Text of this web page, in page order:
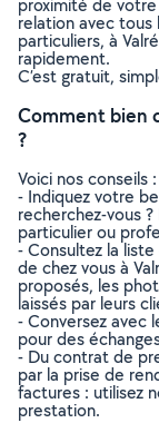
proximité de
relation avec
particuliers, à
rapidement.
C’est gratuit,
Comment bien
?
Voici nos conseils :
- Indiquez votre
recherchez-vous
particulier ou
- Consultez la
de chez vous à
proposés, les
laissés par leurs
- Conversez avec
pour des
- Du contrat de
par la prise de
factures : utilisez
prestation.